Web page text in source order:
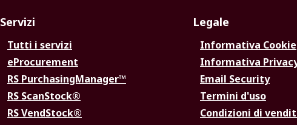
Servizi
Tutti i servizi
eProcurement
RS PurchasingManager™
RS ScanStock®
RS VendStock®
Legale
Informativa Cookie
Informativa
Email Security
Termini d'uso
Condizioni di